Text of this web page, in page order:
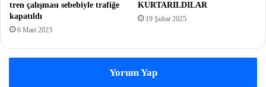
tren çalışması sebebiyle trafiğe
kapatıldı
6 Mart 2023
KURTARILDILAR
19 Şubat 2025
Yorum Yap